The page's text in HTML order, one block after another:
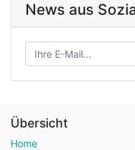
News aus
Übersicht
Home